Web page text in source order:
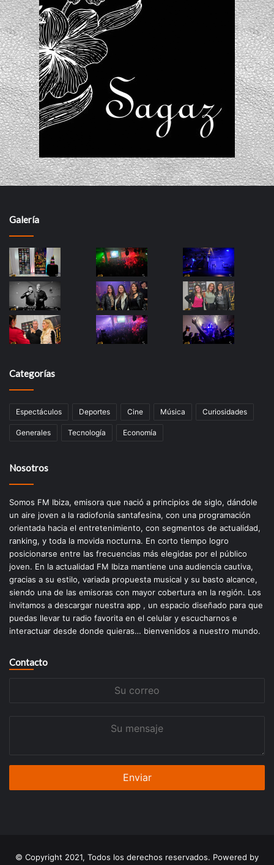
Galería
Categorías
Espectáculos Deportes Cine Música Curiosidades
Generales Tecnología Economía
Nosotros
Somos FM Ibiza, emisora que nació a principios de siglo, dándole
un aire joven a la radiofonía santafesina, con una programación
orientada hacia el entretenimiento, con segmentos de actualidad,
ranking, y toda la movida nocturna. En corto tiempo logro
posicionarse entre las frecuencias más elegidas por el público
joven. En la actualidad FM Ibiza mantiene una audiencia cautiva,
gracias a su estilo, variada propuesta musical y su basto alcance,
siendo una de las emisoras con mayor cobertura en la región. Los
invitamos a descargar nuestra app , un espacio diseñado para que
puedas llevar tu radio favorita en el celular y escucharnos e
interactuar desde donde quieras… bienvenidos a nuestro mundo.
Contacto
© Copyright 2021, Todos los derechos reservados. Powered by